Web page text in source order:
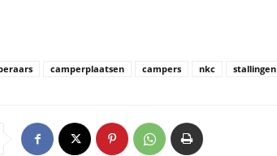
camperplaatsen campers nkc stallingen